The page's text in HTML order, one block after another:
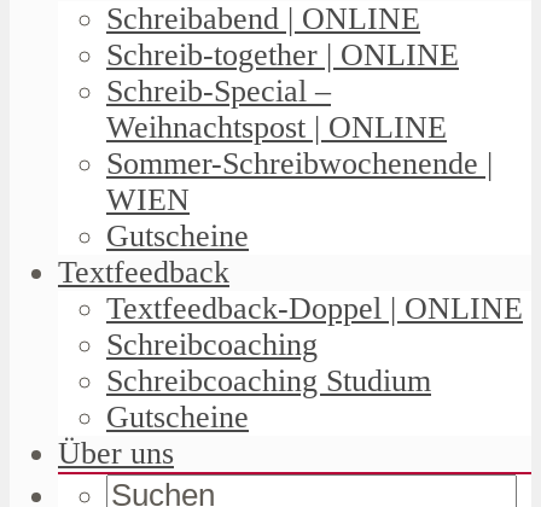
Schreibabend | ONLINE
Schreib-together | ONLINE
Schreib-Special –
Weihnachtspost | ONLINE
Sommer-Schreibwochenende |
WIEN
Gutscheine
Textfeedback
Textfeedback-Doppel | ONLINE
Schreibcoaching
Schreibcoaching Studium
Gutscheine
Über uns